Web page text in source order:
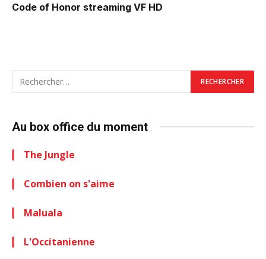
Code of Honor streaming VF HD
Au box office du moment
The Jungle
Combien on s'aime
Maluala
L'Occitanienne